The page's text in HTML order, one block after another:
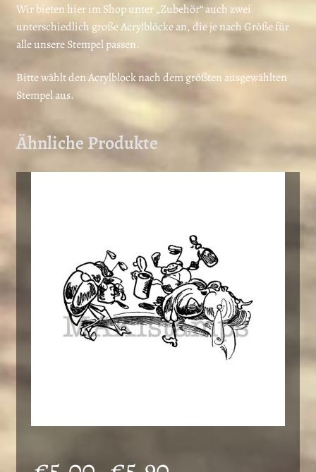
Wir bieten hier im Shop unter „Zubehör“ auch zwei
unterschiedlich große Acrylblöcke an, die je nach Größe für
alle unsere Stempel passen.
Bitte wählt den Acrylblock nach dem größten ausgewählten
Stempel aus.
Ähnliche Produkte